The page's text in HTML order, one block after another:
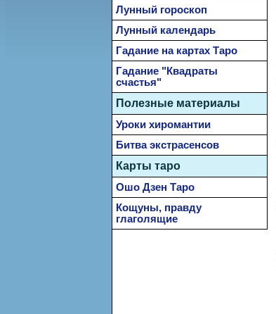
Лунный гороскоп
Лунный календарь
Гадание на картах Таро
Гадание "Квадраты
счастья"
Полезные материалы
Уроки хиромантии
Битва экстрасенсов
Карты таро
Ошо Дзен Таро
Кощуны, правду
глаголящие